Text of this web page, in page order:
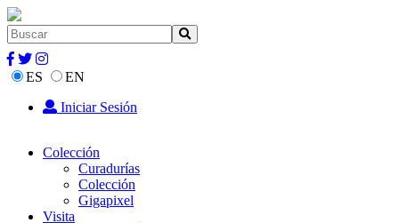
ES
EN
Iniciar Sesión
Colección
Curadurías
Colección
Gigapixel
Visita